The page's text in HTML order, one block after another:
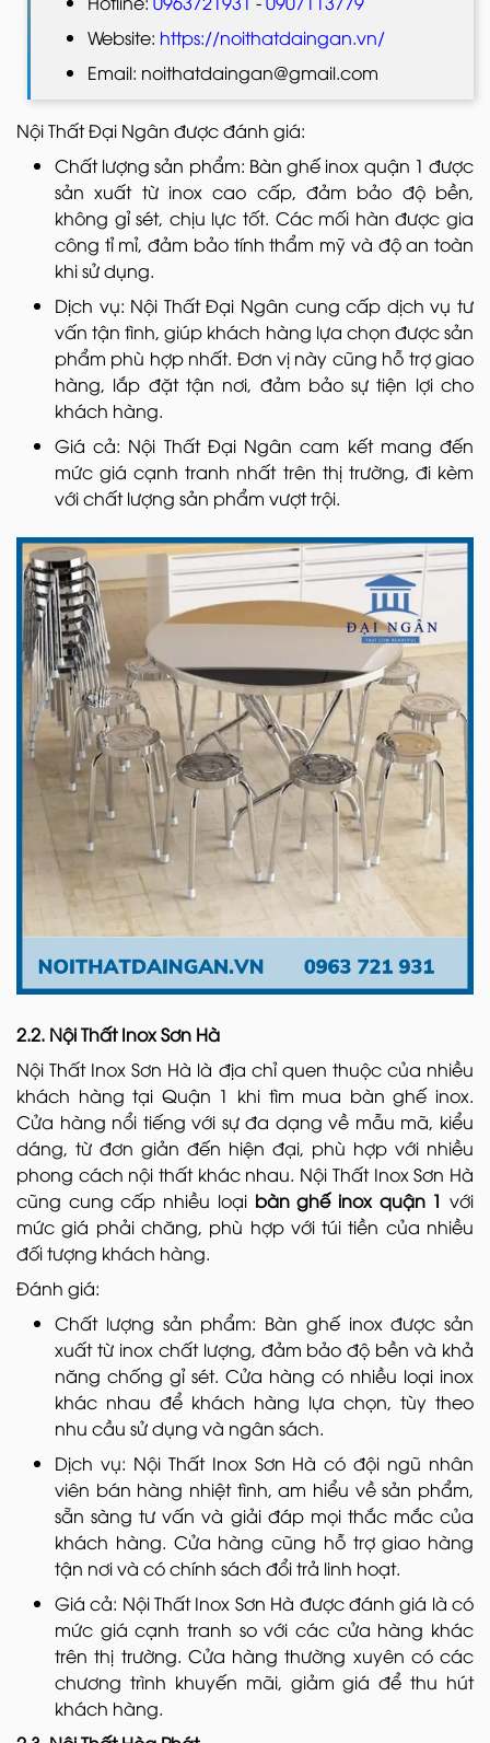
Website: https://noithatdaingan.vn/
Email: noithatdaingan@gmail.com
Nội Thất Đại Ngân được đánh giá:
Chất lượng sản phẩm: Bàn ghế inox quận 1 được
sản xuất từ inox cao cấp, đảm bảo độ bền,
không gỉ sét, chịu lực tốt. Các mối hàn được gia
công tỉ mỉ, đảm bảo tính thẩm mỹ và độ an toàn
khi sử dụng.
Dịch vụ: Nội Thất Đại Ngân cung cấp dịch vụ tư
vấn tận tình, giúp khách hàng lựa chọn được sản
phẩm phù hợp nhất. Đơn vị này cũng hỗ trợ giao
hàng, lắp đặt tận nơi, đảm bảo sự tiện lợi cho
khách hàng.
Giá cả: Nội Thất Đại Ngân cam kết mang đến
mức giá cạnh tranh nhất trên thị trường, đi kèm
với chất lượng sản phẩm vượt trội.
2.2. Nội Thất Inox Sơn Hà
Nội Thất Inox Sơn Hà là địa chỉ quen thuộc của nhiều
khách hàng tại Quận 1 khi tìm mua bàn ghế inox.
Cửa hàng nổi tiếng với sự đa dạng về mẫu mã, kiểu
dáng, từ đơn giản đến hiện đại, phù hợp với nhiều
phong cách nội thất khác nhau. Nội Thất Inox Sơn Hà
cũng cung cấp nhiều loại bàn ghế inox quận 1 với
mức giá phải chăng, phù hợp với túi tiền của nhiều
đối tượng khách hàng.
Đánh giá:
Chất lượng sản phẩm: Bàn ghế inox được sản
xuất từ inox chất lượng, đảm bảo độ bền và khả
năng chống gỉ sét. Cửa hàng có nhiều loại inox
khác nhau để khách hàng lựa chọn, tùy theo
nhu cầu sử dụng và ngân sách.
Dịch vụ: Nội Thất Inox Sơn Hà có đội ngũ nhân
viên bán hàng nhiệt tình, am hiểu về sản phẩm,
sẵn sàng tư vấn và giải đáp mọi thắc mắc của
khách hàng. Cửa hàng cũng hỗ trợ giao hàng
tận nơi và có chính sách đổi trả linh hoạt.
Giá cả: Nội Thất Inox Sơn Hà được đánh giá là có
mức giá cạnh tranh so với các cửa hàng khác
trên thị trường. Cửa hàng thường xuyên có các
chương trình khuyến mãi, giảm giá để thu hút
khách hàng.